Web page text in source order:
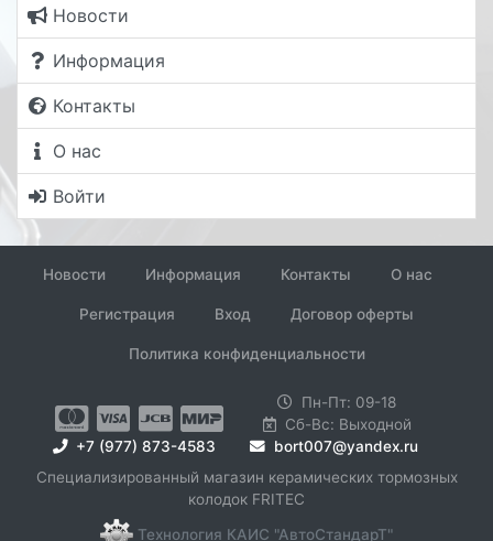
Новости
Информация
Контакты
О нас
Войти
Новости Информация Контакты О нас
Регистрация Вход Договор оферты
Политика конфиденциальности
Пн-Пт: 09-18
Сб-Вс: Выходной
+7 (977) 873-4583
bort007@yandex.ru
Специализированный магазин керамических тормозных
колодок FRITEC
Технология КАИС "АвтоСтандарТ"